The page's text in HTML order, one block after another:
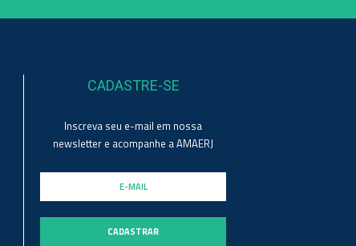
CADASTRE-SE
Inscreva seu e-mail em nossa
newsletter e acompanhe a AMAERJ